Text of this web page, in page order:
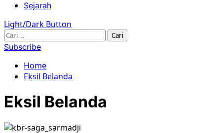
Sejarah
Light/Dark Button
Cari
untuk:
Subscribe
Home
Eksil Belanda
Eksil Belanda